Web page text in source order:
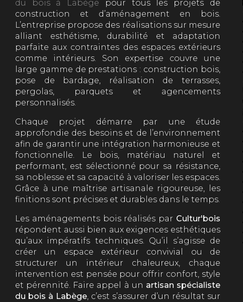
du bois à Labège pour tous les projets de
construction et d’aménagement en bois.
L’entreprise propose des réalisations sur mesure
alliant esthétisme, durabilité et adaptation
parfaite aux contraintes des espaces extérieurs
comme intérieurs. Son expertise couvre une
large gamme de prestations : construction bois,
pose de bardage, réalisation de terrasses,
pergolas, parquets et agencements
personnalisés.
Chaque projet démarre par une étude
approfondie des besoins et de l’environnement
afin de garantir une intégration harmonieuse et
fonctionnelle. Le bois, matériau naturel et
performant, est sélectionné pour sa résistance,
sa noblesse et sa capacité à valoriser les espaces.
Grâce à une maîtrise artisanale rigoureuse, les
finitions sont précises et durables dans le temps.
Les aménagements bois réalisés par Cultur'bois
répondent aussi bien aux exigences esthétiques
qu’aux impératifs techniques. Qu’il s’agisse de
créer un espace extérieur convivial ou de
structurer un intérieur chaleureux, chaque
intervention est pensée pour offrir confort, style
et pérennité. Faire appel à un artisan spécialiste
du bois à Labège, c’est s’assurer d’un résultat sur